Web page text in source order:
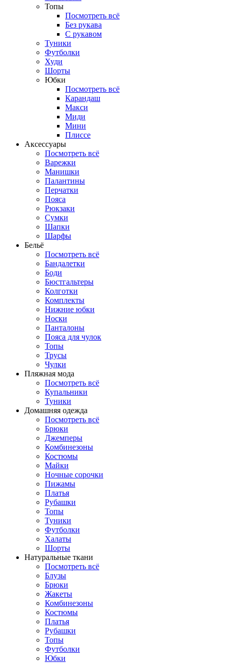
Топы
Посмотреть всё
Без рукава
С рукавом
Туники
Футболки
Худи
Шорты
Юбки
Посмотреть всё
Карандаш
Макси
Миди
Мини
Плиссе
Аксессуары
Посмотреть всё
Варежки
Манишки
Палантины
Перчатки
Пояса
Рюкзаки
Сумки
Шапки
Шарфы
Бельё
Посмотреть всё
Бандалетки
Боди
Бюстгальтеры
Колготки
Комплекты
Нижние юбки
Носки
Панталоны
Поясa для чулок
Топы
Трусы
Чулки
Пляжная мода
Посмотреть всё
Купальники
Туники
Домашняя одежда
Посмотреть всё
Брюки
Джемперы
Комбинезоны
Костюмы
Майки
Ночные сорочки
Пижамы
Платья
Рубашки
Топы
Туники
Футболки
Халаты
Шорты
Натуральные ткани
Посмотреть всё
Блузы
Брюки
Жакеты
Комбинезоны
Костюмы
Платья
Рубашки
Топы
Футболки
Юбки